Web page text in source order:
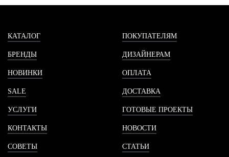
КАТАЛОГ
БРЕНДЫ
НОВИНКИ
SALE
УСЛУГИ
КОНТАКТЫ
СОВЕТЫ
ПОКУПАТЕЛЯМ
ДИЗАЙНЕРАМ
ОПЛАТА
ДОСТАВКА
ГОТОВЫЕ ПРОЕКТЫ
НОВОСТИ
СТАТЬИ